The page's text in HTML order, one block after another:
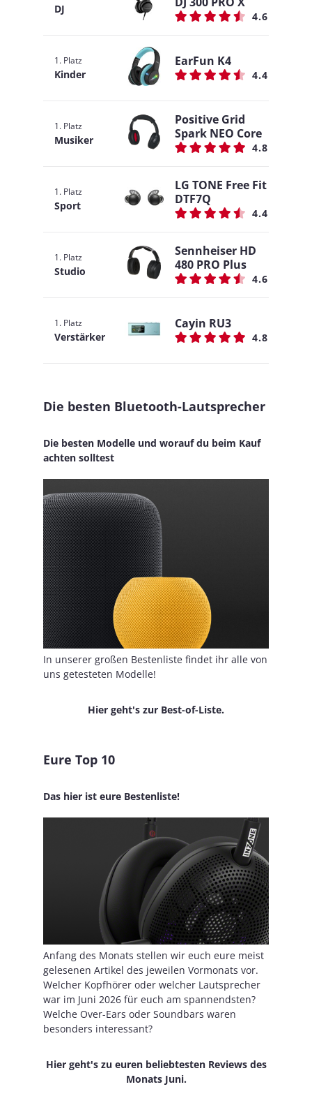
DJ
4.6
1. Platz
Kinder
EarFun K4
4.4
1. Platz
Musiker
Positive Grid
Spark NEO Core
4.8
1. Platz
Sport
LG TONE Free Fit
DTF7Q
4.4
1. Platz
Studio
Sennheiser HD
480 PRO Plus
4.6
1. Platz
Verstärker
Cayin RU3
4.8
Die besten Bluetooth-Lautsprecher
Die besten Modelle und worauf du beim Kauf
achten solltest
In unserer großen Bestenliste findet ihr alle von
uns getesteten Modelle!
Hier geht's zur Best-of-Liste.
Eure Top 10
Das hier ist eure Bestenliste!
Anfang des Monats stellen wir euch eure meist
gelesenen Artikel des jeweilen Vormonats vor.
Welcher Kopfhörer oder welcher Lautsprecher
war im Juni 2026 für euch am spannendsten?
Welche Over-Ears oder Soundbars waren
besonders interessant?
Hier geht's zu euren beliebtesten Reviews des
Monats Juni.